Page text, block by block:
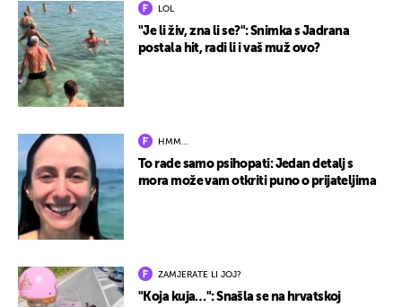
LOL
"Je li živ, zna li se?": Snimka s Jadrana
postala hit, radi li i vaš muž ovo?
HMM…
To rade samo psihopati: Jedan detalj s
mora može vam otkriti puno o prijateljima
ZAMJERATE LI JOJ?
"Koja kuja…": Snašla se na hrvatskoj